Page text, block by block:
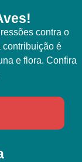
contra o
contribuição é
e flora. Confira